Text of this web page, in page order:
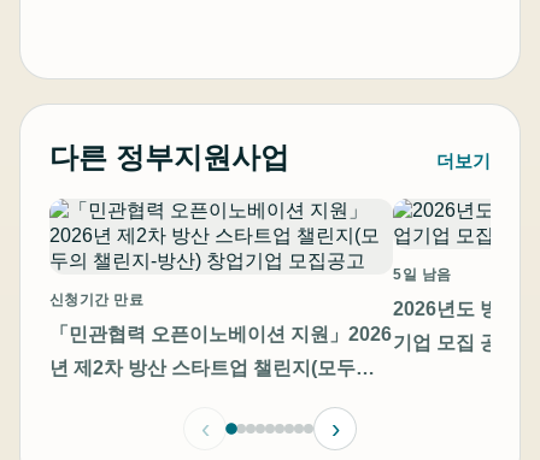
다른 정부지원사업 더보기
신청기간 만료
「민관협력 오픈이노베이션 지원」2026
년 제2차 방산 스타트업 챌린지(모두의
5일 남음
2026년도 방산
기업 모집 공고
‹ ›